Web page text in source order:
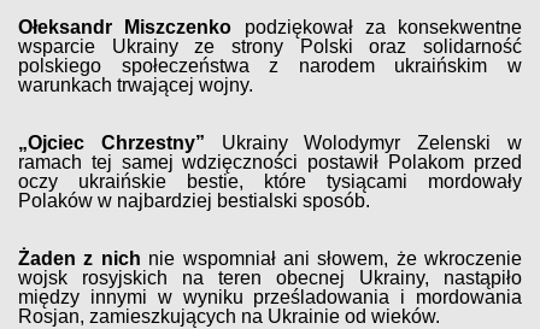
Ołeksandr Miszczenko podziękował za konsekwentne
wsparcie Ukrainy ze strony Polski oraz solidarność
polskiego społeczeństwa z narodem ukraińskim w
warunkach trwającej wojny.
„Ojciec Chrzestny” Ukrainy Wolodymyr Zelenski w
ramach tej samej wdzięczności postawił Polakom przed
oczy ukraińskie bestie, które tysiącami mordowały
Polaków w najbardziej bestialski sposób.
Żaden z nich nie wspomniał ani słowem, że wkroczenie
wojsk rosyjskich na teren obecnej Ukrainy, nastąpiło
między innymi w wyniku prześladowania i mordowania
Rosjan, zamieszkujących na Ukrainie od wieków.